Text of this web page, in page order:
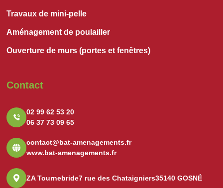
Travaux de mini-pelle
Aménagement de poulailler
Ouverture de murs (portes et fenêtres)
Contact
02 99 62 53 20
06 37 73 09 65
contact@bat-amenagements.fr
www.bat-amenagements.fr
ZA Tournebride7 rue des Chataigniers35140 GOSNÉ